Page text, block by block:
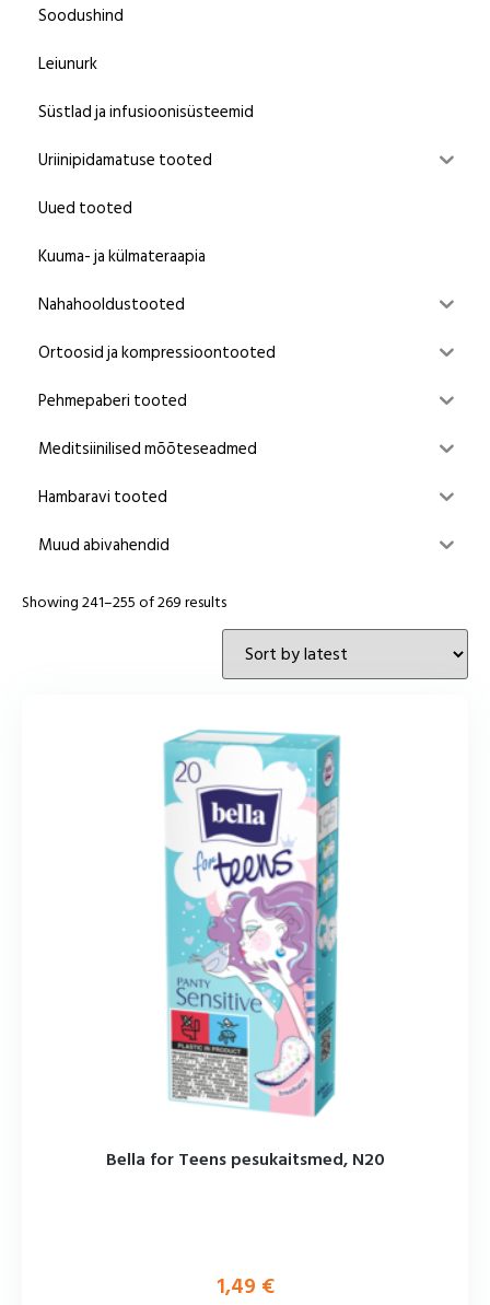
Soodushind
Leiunurk
Süstlad ja infusioonisüsteemid
Uriinipidamatuse tooted
Uued tooted
Kuuma- ja külmateraapia
Nahahooldustooted
Ortoosid ja kompressioontooted
Pehmepaberi tooted
Meditsiinilised mõõteseadmed
Hambaravi tooted
Muud abivahendid
Showing 241–255 of 269 results
Bella for Teens pesukaitsmed, N20
1,49 €